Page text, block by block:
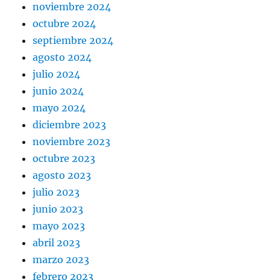
noviembre 2024
octubre 2024
septiembre 2024
agosto 2024
julio 2024
junio 2024
mayo 2024
diciembre 2023
noviembre 2023
octubre 2023
agosto 2023
julio 2023
junio 2023
mayo 2023
abril 2023
marzo 2023
febrero 2023